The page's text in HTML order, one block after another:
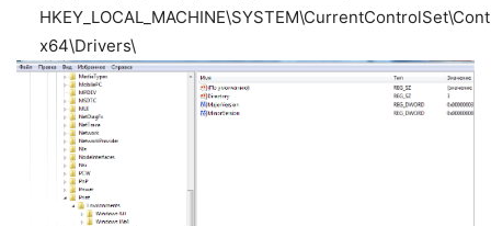
x64\Drivers\